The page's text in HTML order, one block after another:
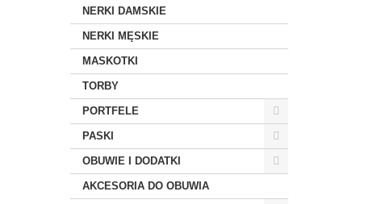
NERKI DAMSKIE
NERKI MĘSKIE
MASKOTKI
TORBY
PORTFELE
PASKI
OBUWIE I DODATKI
AKCESORIA DO OBUWIA